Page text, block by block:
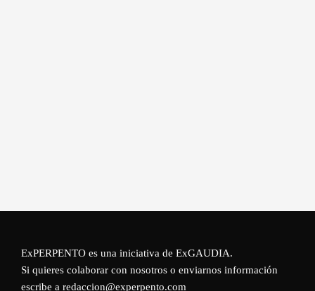
ExPERPENTO es una iniciativa de ExGAUDIA.
Si quieres colaborar con nosotros o enviarnos información
escribe a redaccion@experpento.com